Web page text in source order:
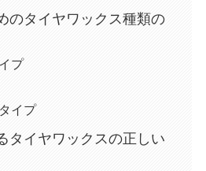
のタイヤワックス種類の
プ
イプ
タイヤワックスの正しい